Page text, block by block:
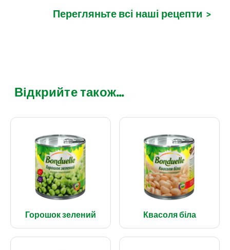
Перегляньте всі наші рецепти >
Відкрийте також...
Горошок зелений Квасоля біла